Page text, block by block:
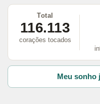
Total
116.113
corações tocados
Meu sonho